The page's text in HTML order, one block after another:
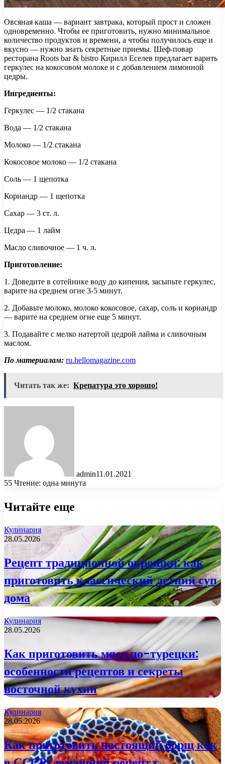
Овсяная каша — вариант завтрака, который прост и сложен
одновременно. Чтобы ее приготовить, нужно минимальное
количество продуктов и времени, а чтобы получилось еще и
вкусно — нужно знать секретные приемы. Шеф-повар
ресторана Roots bar & bistro Кирилл Еселев предлагает варить
геркулес на кокосовом молоке и с добавлением лимонной
цедры.
Ингредиенты:
Геркулес — 1/2 стакана
Вода — 1/2 стакана
Молоко — 1/2 стакана
Кокосовое молоко — 1/2 стакана
Соль — 1 щепотка
Кориандр — 1 щепотка
Сахар — 3 ст. л.
Цедра — 1 лайм
Масло сливочное — 1 ч. л.
Приготовление:
1. Доведите в сотейнике воду до кипения, засыпьте геркулес,
варите на среднем огне 3-5 минут.
2. Добавьте молоко, молоко кокосовое, сахар, соль и кориандр
— варите на среднем огне еще 5 минут.
3. Подавайте с мелко натертой цедрой лайма и сливочным
маслом.
По материалам: ru.hellomagazine.com
Читать так же: Крепатура это хорошо!
admin11.01.2021
55 Чтение: одна минута
Читайте еще
Кулинария
28.05.2026
Рецепт традиционной окрошки: как
приготовить классический летний суп
дома
Кулинария
28.05.2026
Как приготовить мясо по-турецки:
особенности рецептов и секреты
восточной кухни
Кулинария
28.05.2026
Как приготовить настоящий борщ как